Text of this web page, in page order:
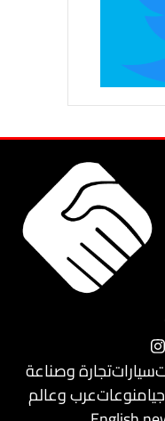
سياراتتجارة وصناعة
منوعاتعرب وعالم